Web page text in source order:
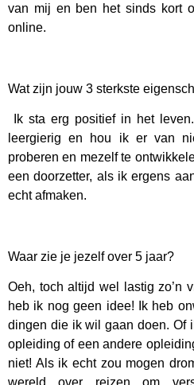
van mij en ben het sinds kort
online.
Wat zijn jouw 3 sterkste
Ik sta erg positief in het
leergierig en hou ik er van
proberen en mezelf te
een doorzetter, als ik ergens
echt afmaken.
Waar zie je jezelf over 5 jaar?
Oeh, toch altijd wel lastig zo’n
heb ik nog geen idee! Ik heb
dingen die ik wil gaan doen. Of
opleiding of een andere
niet! Als ik echt zou mogen
wereld over reizen om